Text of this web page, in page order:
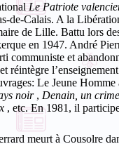
Le Patriote
de-Calais. A la
de Lille. Battu lors
en 1947. André
communiste et
réintègre
Le Jeune Homme
noir , Denain, un
, etc. En 1981, il
meurt à Cousolre